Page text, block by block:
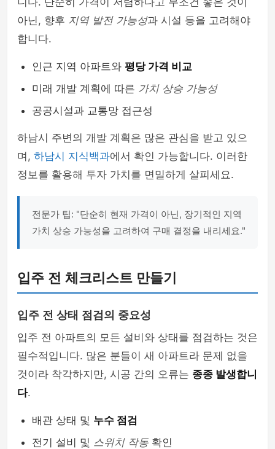
아닌, 향후 지역 발전 가능성과 시설 등을 고려해야
합니다.
인근 지역 아파트와 평당 가격 비교
미래 개발 계획에 따른 가치 상승 가능성
공공시설과 교통망 접근성
하남시 주변의 개발 계획은 많은 관심을 받고 있으
며, 하남시 지식백과에서 확인 가능합니다. 이러한
정보를 활용해 투자 가치를 면밀하게 살피세요.
전문가 팁: "단순히 현재 가격이 아닌, 장기적인 지역
가치 상승 가능성을 고려하여 구매 결정을 내리세요."
입주 전 체크리스트 만들기
입주 전 상태 점검의 중요성
입주 전 아파트의 모든 설비와 상태를 점검하는 것은
필수적입니다. 많은 분들이 새 아파트라 문제 없을
것이라 착각하지만, 시공 간의 오류는 종종 발생합니
다.
배관 상태 및 누수 점검
전기 설비 및 스위치 작동 확인